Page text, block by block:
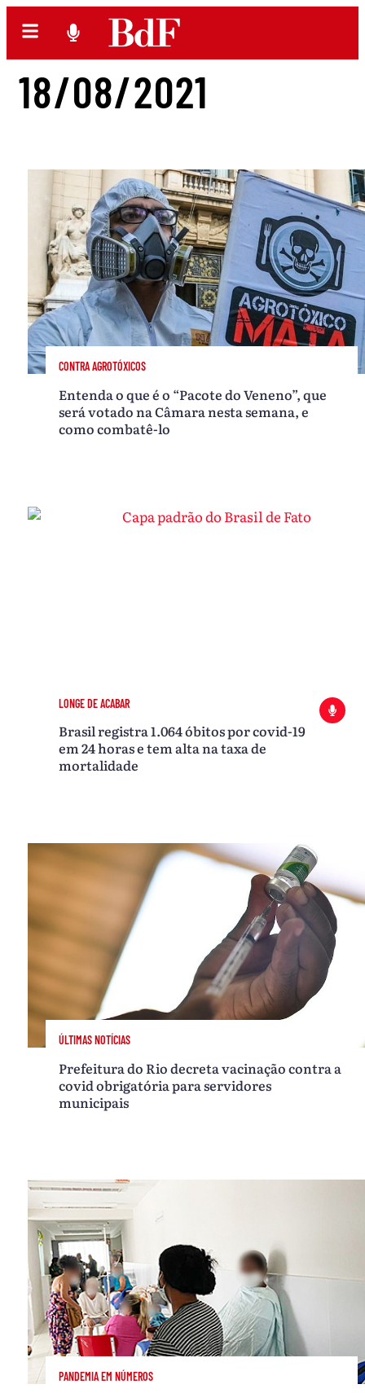
18/08/2021
CONTRA AGROTÓXICOS
Entenda o que é o “Pacote do Veneno”, que
será votado na Câmara nesta semana, e
como combatê-lo
LONGE DE ACABAR
Brasil registra 1.064 óbitos por covid-19
em 24 horas e tem alta na taxa de
mortalidade
ÚLTIMAS NOTÍCIAS
Prefeitura do Rio decreta vacinação contra a
covid obrigatória para servidores
municipais
PANDEMIA EM NÚMEROS